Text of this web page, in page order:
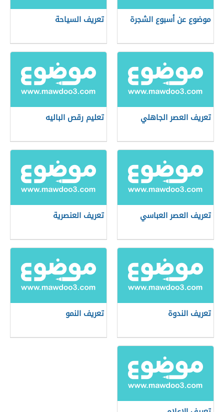
موضوع عن أسبوع الشجرة تعريف السياحة
تعريف العصر الجاهلي تعليم رقص الباليه
تعريف العصر العباسي تعريف العنصرية
تعريف الندوة تعريف النمو